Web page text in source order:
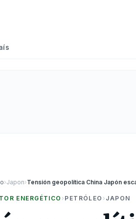
›Japon›
ENERGÉTICO › PETRÓLEO › JAPON